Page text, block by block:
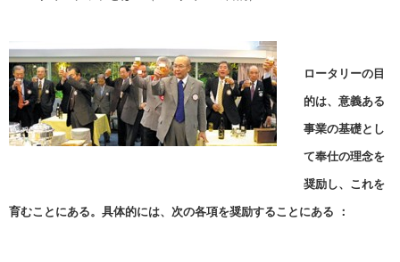
ロータリーの目
的は、意義ある
事業の基礎とし
て奉仕の理念を
奨励し、これを
育むことにある。具体的には、次の各項を奨励することにある ：